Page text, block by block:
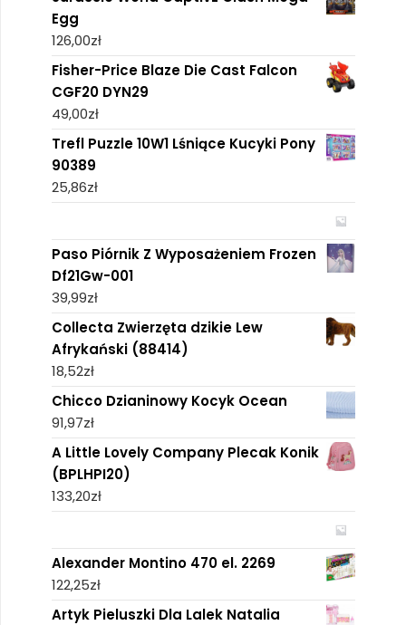
Egg
126,00zł
Fisher-Price Blaze Die Cast Falcon
CGF20 DYN29
49,00zł
Trefl Puzzle 10W1 Lśniące Kucyki Pony
90389
25,86zł
Paso Piórnik Z Wyposażeniem Frozen
Df21Gw-001
39,99zł
Collecta Zwierzęta dzikie Lew
Afrykański (88414)
18,52zł
Chicco Dzianinowy Kocyk Ocean
91,97zł
A Little Lovely Company Plecak Konik
(BPLHPI20)
133,20zł
Alexander Montino 470 el. 2269
122,25zł
Artyk Pieluszki Dla Lalek Natalia